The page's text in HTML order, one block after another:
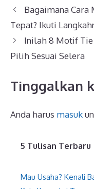
Bagaimana Cara
Tepat? Ikuti
Inilah 8 Motif Tie
Pilih Sesuai Selera
Tinggalkan
Anda harus masuk
5 Tulisan Terbaru
Mau Usaha? Kenali